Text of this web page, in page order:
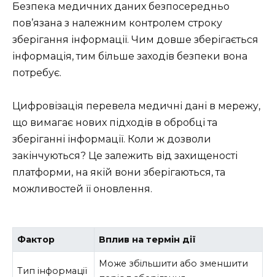
Безпека медичних даних безпосередньо
пов’язана з належним контролем строку
зберігання інформації. Чим довше зберігається
інформація, тим більше заходів безпеки вона
потребує.
Цифровізація перевела медичні дані в мережу,
що вимагає нових підходів в обробці та
зберіганні інформації. Коли ж дозволи
закінчуються? Це залежить від захищеності
платформи, на якій вони зберігаються, та
можливостей її оновлення.
Фактор Вплив на термін дії
Тип інформації
Може збільшити або зменшити